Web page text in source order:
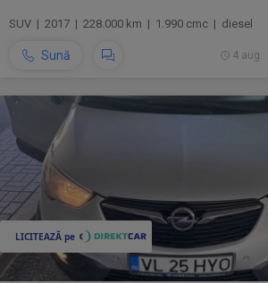
SUV | 2017 | 228.000 km | 1.990 cmc | diesel
Sună 4 aug.